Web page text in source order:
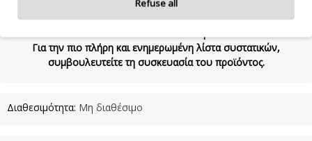
Η λίστα συστατικών δύναται να τροποποιηθεί κατά την κρίση
Για την πιο πλήρη και ενημερωμένη λίστα συστατικών,
συμβουλευτείτε τη συσκευασία του προϊόντος.
Διαθεσιμότητα: Μη διαθέσιμο
Refuse all